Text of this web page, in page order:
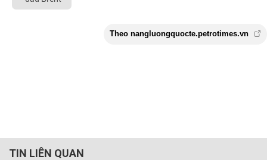
TIN LIÊN QUAN